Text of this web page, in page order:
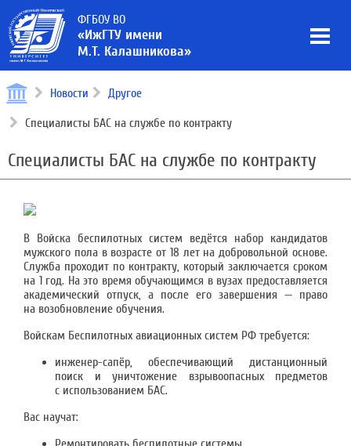
ФГБОУ ВО
«ИжГТУ имени
М.Т. Калашникова»
Новости Другое
Специалисты БАС на службе по контракту
Специалисты БАС на службе по контракту
В Войска беспилотных систем ведётся набор кандидатов
мужского пола в возрасте от 18 лет на добровольной основе.
Служба проходит по контракту, который заключается сроком
на 1 год. На это время обучающимся в вузах предоставляется
академический отпуск, а после его завершения — право
на возобновление обучения.
Войскам Беспилотных авиационных систем РФ требуется:
инженер-сапёр, обеспечивающий дистанционный
поиск и уничтожение взрывоопасных предметов
с использованием БАС.
Вас научат: